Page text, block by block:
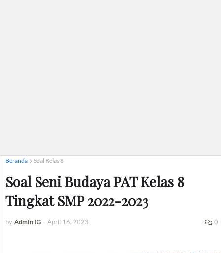
Beranda Soal Kelas 8
Soal Seni Budaya PAT Kelas 8
Tingkat SMP 2022-2023
by Admin IG - April 16, 2023 0